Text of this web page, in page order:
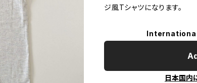
ジ風Tシャツになります。
日本国内